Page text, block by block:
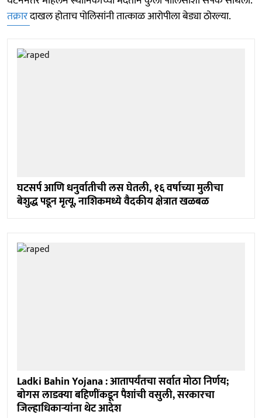
तक्रारदाखल होताच पोलिसांनी तात्काळ आरोपीला बेड्या ठोरल्या.
घटसर्प आणि धनुर्वातीची लस घेतली, १६ वर्षाच्या मुलीचा
बेशुद्ध पडून मृत्यू, नाशिकमध्ये वैदकीय क्षेत्रात खळबळ
Ladki Bahin Yojana : आतापर्यंतचा सर्वात मोठा निर्णय;
बोगस लाडक्या बहिणींकडून पैशांची वसुली, सरकारचा
जिल्हाधिकाऱ्यांना थेट आदेश